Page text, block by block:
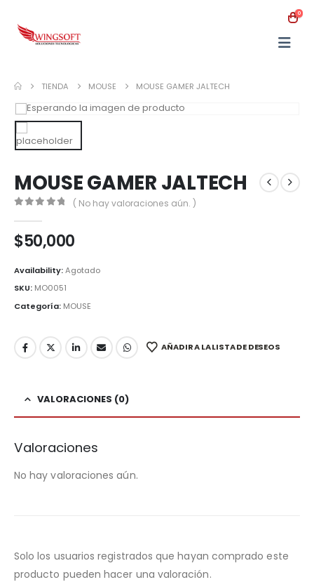
0
TIENDA MOUSE MOUSE GAMER JALTECH
MOUSE GAMER JALTECH
( No hay valoraciones aún. )
$50,000
Availability:Agotado
SKU: MO0051
Categoría: MOUSE
AÑADIR A LA LISTA DE DESEOS
VALORACIONES (0)
Valoraciones
No hay valoraciones aún.
Solo los usuarios registrados que hayan comprado este
producto pueden hacer una valoración.